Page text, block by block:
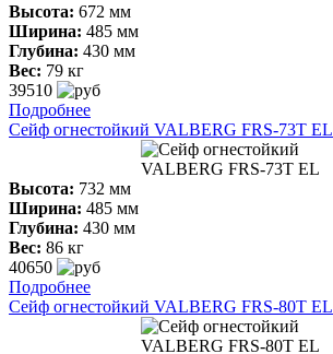
Высота: 672 мм
Ширина: 485 мм
Глубина: 430 мм
Вес: 79 кг
39510
Подробнее
Сейф огнестойкий VALBERG FRS-73T ЕL
Высота: 732 мм
Ширина: 485 мм
Глубина: 430 мм
Вес: 86 кг
40650
Подробнее
Сейф огнестойкий VALBERG FRS-80T ЕL